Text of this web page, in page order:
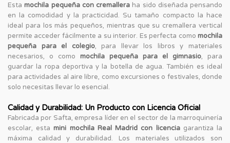
Estamochila pequeña con cremallera ha sido diseñada pensando
en la comodidad y la practicidad. Su tamaño compacto la hace
ideal para los más pequeños, mientras que su cremallera vertical
permite acceder fácilmente a su interior. Es perfecta como mochila
pequeña para el colegio, para llevar los libros y materiales
necesarios, o como mochila pequeña para el gimnasio, para
guardar la ropa deportiva y la botella de agua. También es ideal
para actividades al aire libre, como excursiones o festivales, donde
solo necesitas llevar lo esencial.
Calidad y Durabilidad: Un Producto con Licencia Oficial
Fabricada por Safta, empresa líder en el sector de la marroquinería
escolar, estamini mochila Real Madrid con licenciagarantiza la
máxima calidad y durabilidad. Los materiales utilizados son